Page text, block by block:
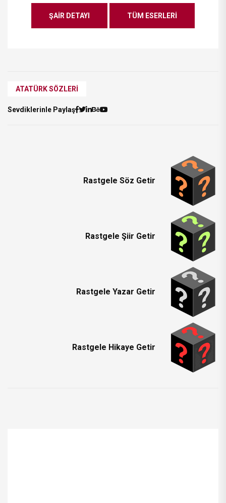
ŞAIR DETAYI TÜM ESERLERI
ATATÜRK SÖZLERI
Sevdiklerinle Paylaş
Rastgele Söz Getir
Rastgele Şiir Getir
Rastgele Yazar Getir
Rastgele Hikaye Getir